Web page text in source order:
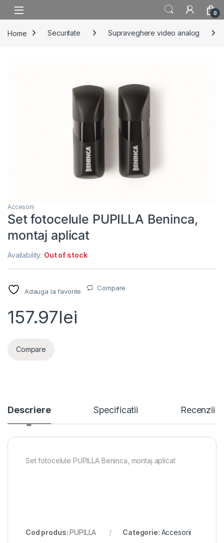
Skip to navigation
Skip to content
0
Home Securitate Supraveghere video analog
Accesorii
Set fotocelule PUPILLA Beninca,
montaj aplicat
Availability: Out of stock
Adauga la favorite Compare
157.97lei
Compare
Descriere Specificatii Recenzii
Set fotocelule PUPILLA Beninca, montaj aplicat
Cod produs:PUPILLA Categorie: Accesorii